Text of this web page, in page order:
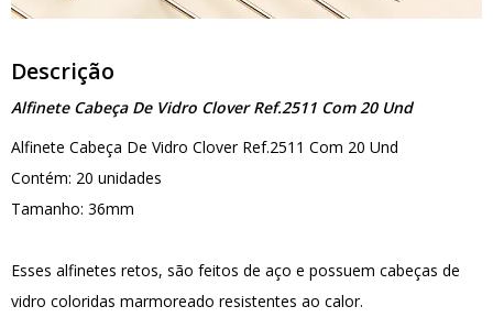
Descrição
Alfinete Cabeça De Vidro Clover Ref.2511 Com 20 Und
Alfinete Cabeça De Vidro Clover Ref.2511 Com 20 Und
Contém: 20 unidades
Tamanho: 36mm
Esses alfinetes retos, são feitos de aço e possuem cabeças de
vidro coloridas marmoreado resistentes ao calor.